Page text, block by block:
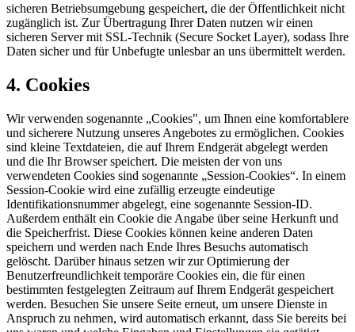
sicheren Betriebsumgebung gespeichert, die der Öffentlichkeit nicht
zugänglich ist. Zur Übertragung Ihrer Daten nutzen wir einen
sicheren Server mit SSL-Technik (Secure Socket Layer), sodass Ihre
Daten sicher und für Unbefugte unlesbar an uns übermittelt werden.
4. Cookies
Wir verwenden sogenannte „Cookies", um Ihnen eine komfortablere
und sicherere Nutzung unseres Angebotes zu ermöglichen. Cookies
sind kleine Textdateien, die auf Ihrem Endgerät abgelegt werden
und die Ihr Browser speichert. Die meisten der von uns
verwendeten Cookies sind sogenannte „Session-Cookies“. In einem
Session-Cookie wird eine zufällig erzeugte eindeutige
Identifikationsnummer abgelegt, eine sogenannte Session-ID.
Außerdem enthält ein Cookie die Angabe über seine Herkunft und
die Speicherfrist. Diese Cookies können keine anderen Daten
speichern und werden nach Ende Ihres Besuchs automatisch
gelöscht. Darüber hinaus setzen wir zur Optimierung der
Benutzerfreundlichkeit temporäre Cookies ein, die für einen
bestimmten festgelegten Zeitraum auf Ihrem Endgerät gespeichert
werden. Besuchen Sie unsere Seite erneut, um unsere Dienste in
Anspruch zu nehmen, wird automatisch erkannt, dass Sie bereits bei